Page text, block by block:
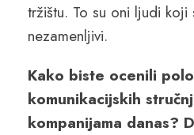
tržištu. To su oni ljudi koji
nezamenljivi.
Kako biste ocenili
komunikacijskih
kompanijama danas?